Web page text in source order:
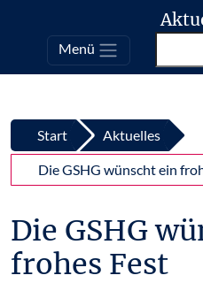
Top
Zum Inhalt springen
Menü
Start Aktuelles
Die GSHG wünscht ein
Die GSHG
frohes Fest